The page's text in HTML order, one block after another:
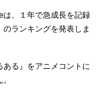
は、１年で急成長を記録
ランキングを発表しま
ある』をアニメコントに